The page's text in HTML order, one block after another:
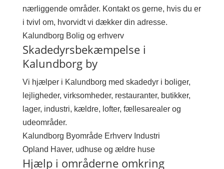
nærliggende områder. Kontakt os gerne, hvis du er
i tvivl om, hvorvidt vi dækker din adresse.
Kalundborg Bolig og erhverv
Skadedyrsbekæmpelse i
Kalundborg by
Vi hjælper i Kalundborg med skadedyr i boliger,
lejligheder, virksomheder, restauranter, butikker,
lager, industri, kældre, lofter, fællesarealer og
udeområder.
Kalundborg Byområde Erhverv Industri
Opland Haver, udhuse og ældre huse
Hjælp i områderne omkring